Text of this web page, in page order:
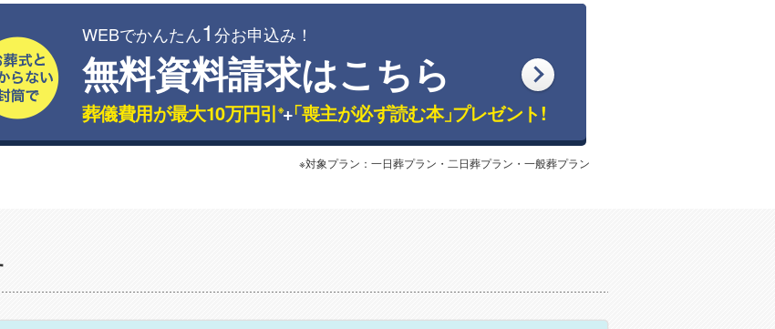
WEBでかんたん1分お申込み！
無料資料請求はこちら
葬儀費用が最大10万円引 ※+
「喪主が必ず読む本」プレゼント!
※対象プラン：一日葬プラン・二日葬プラン・一般葬プラン